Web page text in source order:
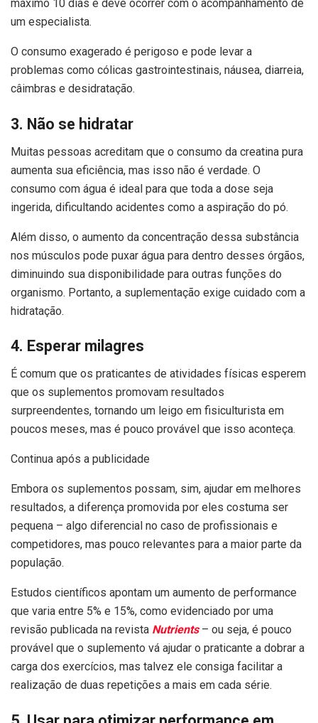
máximo 10 dias e deve ocorrer com o acompanhamento de
um especialista.
O consumo exagerado é perigoso e pode levar a
problemas como cólicas gastrointestinais, náusea, diarreia,
câimbras e desidratação.
3. Não se hidratar
Muitas pessoas acreditam que o consumo da creatina pura
aumenta sua eficiência, mas isso não é verdade. O
consumo com água é ideal para que toda a dose seja
ingerida, dificultando acidentes como a aspiração do pó.
Além disso, o aumento da concentração dessa substância
nos músculos pode puxar água para dentro desses órgãos,
diminuindo sua disponibilidade para outras funções do
organismo. Portanto, a suplementação exige cuidado com a
hidratação.
4. Esperar milagres
É comum que os praticantes de atividades físicas esperem
que os suplementos promovam resultados
surpreendentes, tornando um leigo em fisiculturista em
poucos meses, mas é pouco provável que isso aconteça.
Continua após a publicidade
Embora os suplementos possam, sim, ajudar em melhores
resultados, a diferença promovida por eles costuma ser
pequena – algo diferencial no caso de profissionais e
competidores, mas pouco relevantes para a maior parte da
população.
Estudos científicos apontam um aumento de performance
que varia entre 5% e 15%, como evidenciado por uma
revisão publicada na revista Nutrients– ou seja, é pouco
provável que o suplemento vá ajudar o praticante a dobrar a
carga dos exercícios, mas talvez ele consiga facilitar a
realização de duas repetições a mais em cada série.